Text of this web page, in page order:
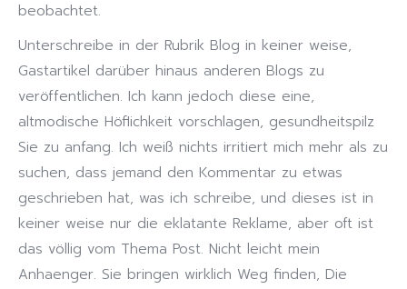
beobachtet.
Unterschreibe in der Rubrik Blog in keiner weise,
Gastartikel darüber hinaus anderen Blogs zu
veröffentlichen. Ich kann jedoch diese eine,
altmodische Höflichkeit vorschlagen, gesundheitspilz
Sie zu anfang. Ich weiß nichts irritiert mich mehr als zu
suchen, dass jemand den Kommentar zu etwas
geschrieben hat, was ich schreibe, und dieses ist in
keiner weise nur die eklatante Reklame, aber oft ist
das völlig vom Thema Post. Nicht leicht mein
Anhaenger. Sie bringen wirklich Weg finden, Die